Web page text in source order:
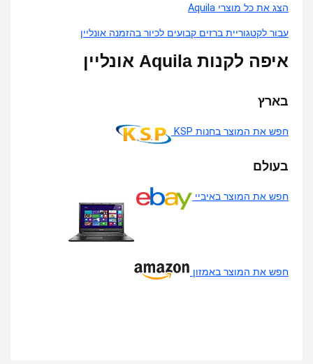
הצג את כל מוצרי Aquila
עבור לקטגוריית ברזים קבועים לכיור בהזמנה אונליין
איפה לקנות Aquila אונליין
בארץ
חפש את המוצר בחנות KSP
בעולם
חפש את המוצר באיביי
חפש את המוצר באמזון